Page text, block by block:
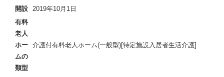
開設
2019年10月1日
有料
老人
ホー
ムの
類型
介護付有料老人ホーム(一般型)[特定施設入居者生活介護]